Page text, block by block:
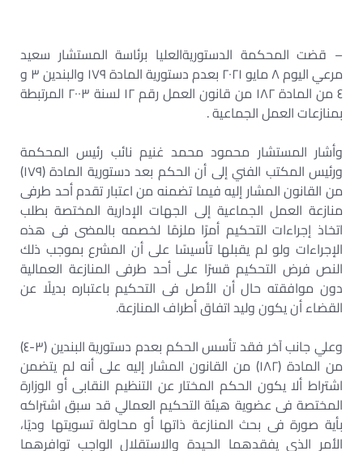
– قضت المحكمة الدستوريةالعليا برئاسة المستشار سعيد
مرعي اليوم ٨ مايو ٢٠٢١ بعدم دستورية المادة ١٧٩ والبندين ٣ و
٤ من المادة ١٨٢ من قانون العمل رقم ١٢ لسنة ٢٠٠٣ المرتبطة
بمنازعات العمل الجماعية .
وأشار المستشار محمود محمد غنيم نائب رئيس المحكمة
ورئيس المكتب الفني إلى أن الحكم بعد دستورية المادة (١٧٩)
من القانون المشار إليه فيما تضمنه من اعتبار تقدم أحد طرفى
منازعة العمل الجماعية إلى الجهات الإدارية المختصة بطلب
اتخاذ إجراءات التحكيم أمرًا ملزمًا لخصمه بالمضى فى هذه
الإجراءات ولو لم يقبلها تأسيسًا على أن المشرع بموجب ذلك
النص فرض التحكيم قسرًا على أحد طرفى المنازعة العمالية
دون موافقته حال أن الأصل فى التحكيم باعتباره بديلًا عن
القضاء أن يكون وليد اتفاق أطراف المنازعة.
وعلي جانب آخر فقد تأسس الحكم بعدم دستورية البندين (٣-٤)
من المادة (١٨٢) من القانون المشار إليه على أنه لم يتضمن
اشتراط ألا يكون الحكم المختار عن التنظيم النقابى أو الوزارة
المختصة فى عضوية هيئة التحكيم العمالي قد سبق اشتراكه
بأية صورة فى بحث المنازعة ذاتها أو محاولة تسويتها وديًا،
الأمر الذى يفقدهما الحيدة والاستقلال الواجب توافرهما